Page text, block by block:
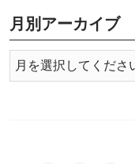
月別アーカイブ